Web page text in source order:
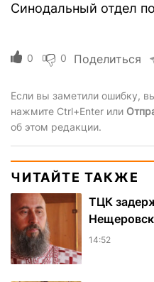
Синодальный отдел
0 0 Поделиться
Если вы заметили ошибку,
нажмите Ctrl+Enter или
об этом редакции.
ЧИТАЙТЕ ТАКЖЕ
ТЦК
14:52